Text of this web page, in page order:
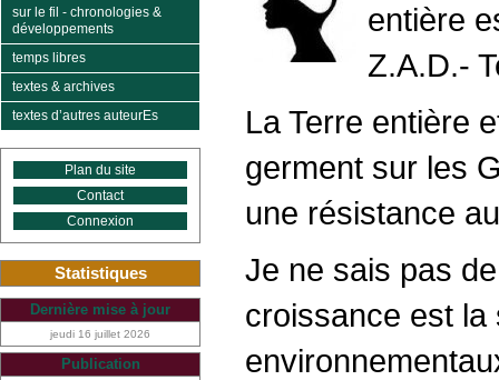
entière
Z.A.D.-
La Terre entière
germent sur les
une résistance
Je ne sais pas
croissance est la
sur le fil - chronologies &
développements
temps libres
textes & archives
textes d’autres auteurEs
Plan du site
Contact
Connexion
Statistiques
Dernière mise à jour
jeudi 16 juillet 2026
Publication